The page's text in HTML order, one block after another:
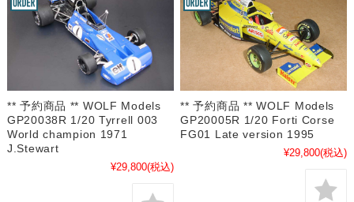
** 予約商品 ** WOLF Models
GP20038R 1/20 Tyrrell 003
World champion 1971
J.Stewart
¥29,800(税込)
** 予約商品 ** WOLF Models
GP20005R 1/20 Forti Corse
FG01 Late version 1995
¥29,800(税込)